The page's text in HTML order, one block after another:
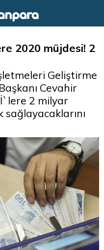
2020 müjdesi! 2
Geliştirme
Cevahir
2 milyar